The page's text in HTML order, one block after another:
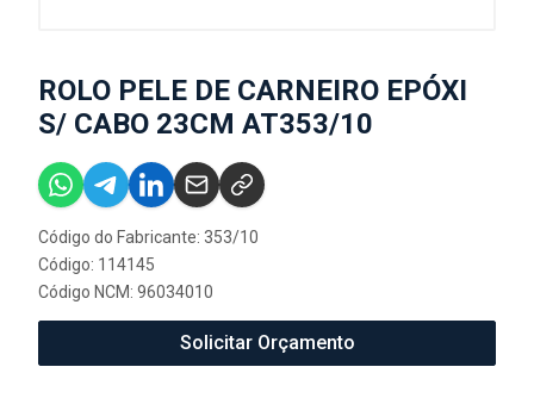
ROLO PELE DE CARNEIRO EPÓXI
S/ CABO 23CM AT353/10
Código do Fabricante: 353/10
Código: 114145
Código NCM: 96034010
Solicitar Orçamento